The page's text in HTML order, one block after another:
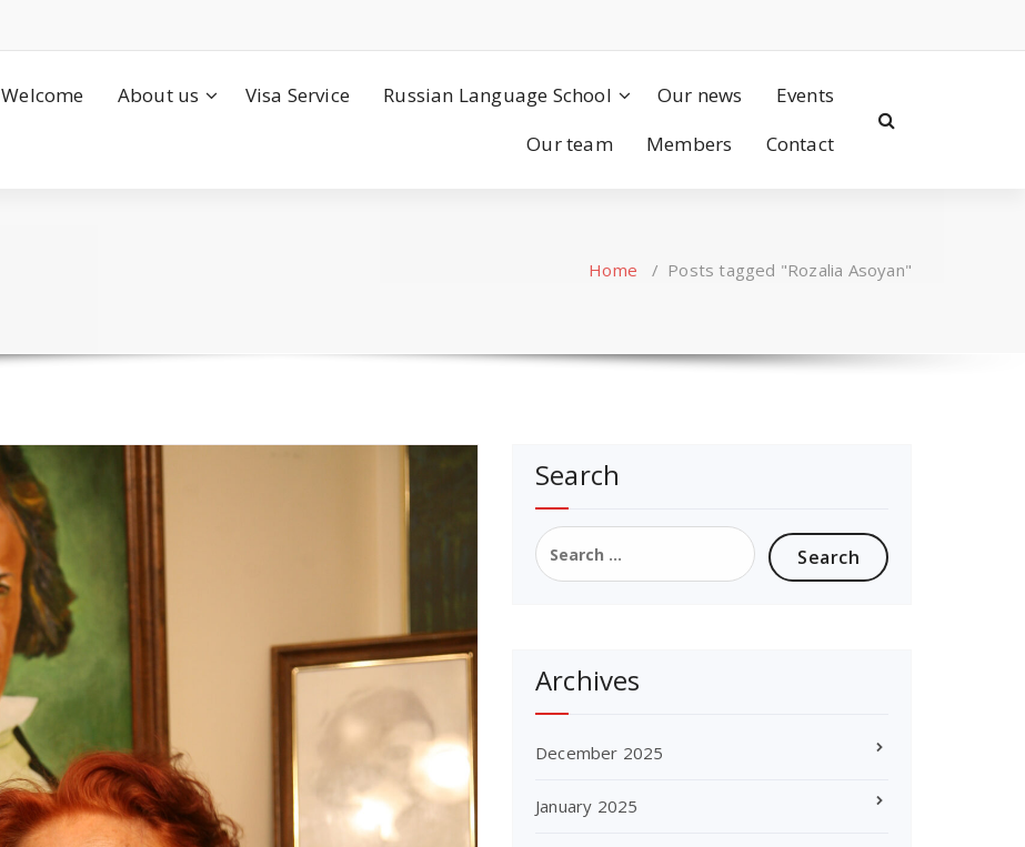
Welcome About us Visa Service Russian Language School Our news
Events
Our team
Members Contact
Home / Posts tagged "Rozalia Asoyan"
Search
Search
for:
Archives
December 2025
January 2025